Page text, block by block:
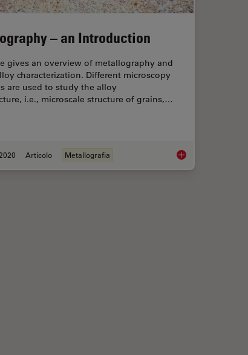
Free Webinar and Report
– an Introduction
gives an overview of metallography and
characterization. Different microscopy
are used to study the alloy
i.e., microscale structure of grains,…
Articolo Metallografia Metallography – an